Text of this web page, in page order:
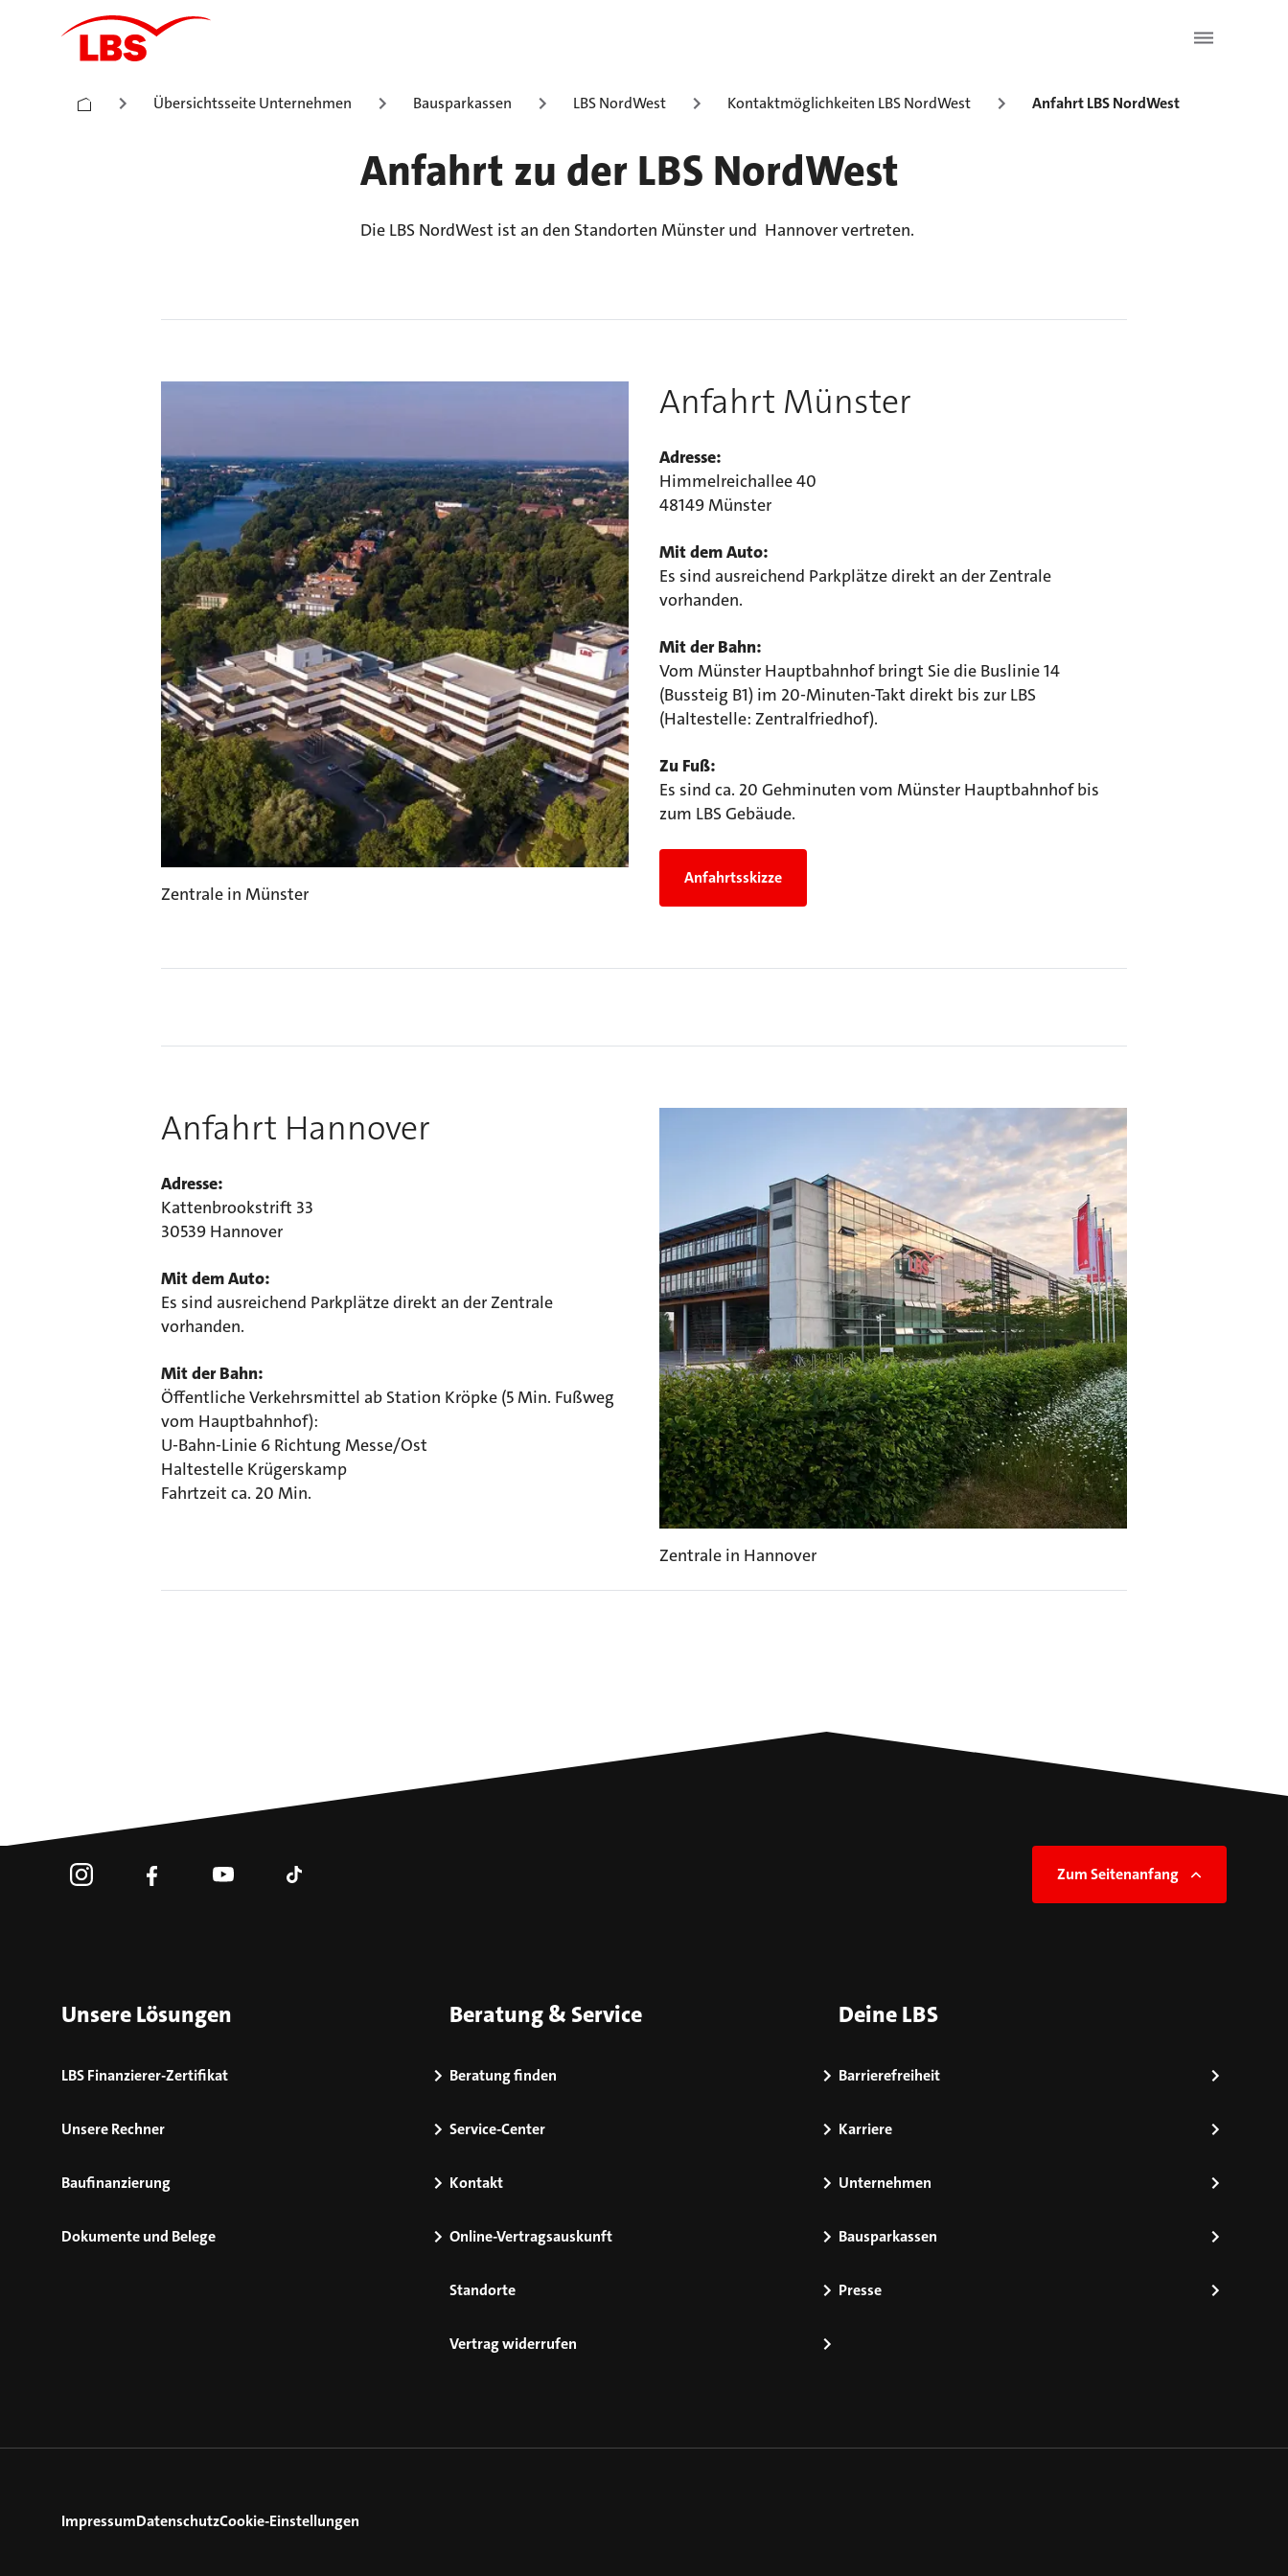
Übersichtsseite Unternehmen Bausparkassen LBS NordWest Kontaktmöglichkeiten LBS NordWest Anfahrt LBS NordWest
Anfahrt zu der LBS NordWest
Die LBS NordWest ist an den Standorten Münster und Hannover vertreten.
Anfahrt Münster
Adresse:
Himmelreichallee 40
48149 Münster
Mit dem Auto:
Es sind ausreichend Parkplätze direkt an der Zentrale
vorhanden.
Mit der Bahn:
Vom Münster Hauptbahnhof bringt Sie die Buslinie 14
(Bussteig B1) im 20-Minuten-Takt direkt bis zur LBS
(Haltestelle: Zentralfriedhof).
Zu Fuß:
Es sind ca. 20 Gehminuten vom Münster Hauptbahnhof bis
zum LBS Gebäude.
Anfahrtsskizze
Zentrale in Münster
Anfahrt Hannover
Adresse:
Kattenbrookstrift 33
30539 Hannover
Mit dem Auto:
Es sind ausreichend Parkplätze direkt an der Zentrale
vorhanden.
Mit der Bahn:
Öffentliche Verkehrsmittel ab Station Kröpke (5 Min. Fußweg
vom Hauptbahnhof):
U-Bahn-Linie 6 Richtung Messe/Ost
Haltestelle Krügerskamp
Fahrtzeit ca. 20 Min.
Zentrale in Hannover
Zum Seitenanfang
Unsere Lösungen
LBS Finanzierer-Zertifikat
Unsere Rechner
Baufinanzierung
Dokumente und Belege
Beratung & Service
Beratung finden
Service-Center
Kontakt
Online-Vertragsauskunft
Standorte
Vertrag widerrufen
Deine LBS
Barrierefreiheit
Karriere
Unternehmen
Bausparkassen
Presse
ImpressumDatenschutzCookie-Einstellungen